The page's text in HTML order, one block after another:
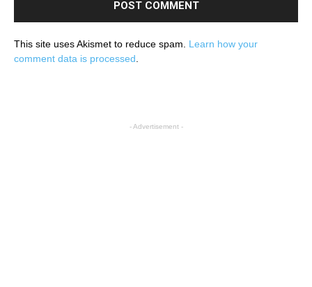
This site uses Akismet to reduce spam. Learn how your
comment data is processed
- Advertisement -